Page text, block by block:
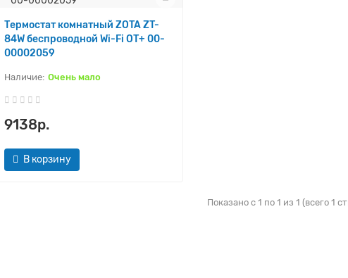
Термостат комнатный ZOTA ZT-
84W беспроводной Wi-Fi OT+ 00-
00002059
Очень мало
9138р.
В корзину
Показано с 1 по 1 из 1 (всего 1